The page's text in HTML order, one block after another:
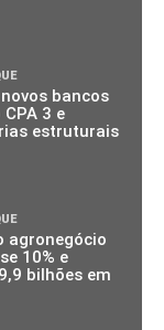
bancos
3 e
estruturais
agronegócio
10% e
bilhões em